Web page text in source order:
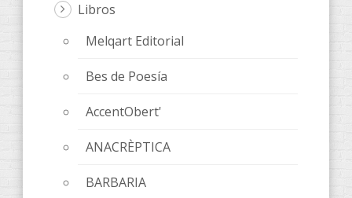
Libros
Melqart Editorial
Bes de Poesía
AccentObert'
ANACRÈPTICA
BARBARIA